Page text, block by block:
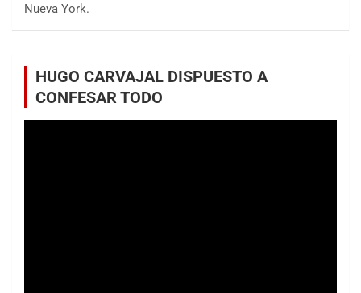
Nueva York.
HUGO CARVAJAL DISPUESTO A
CONFESAR TODO